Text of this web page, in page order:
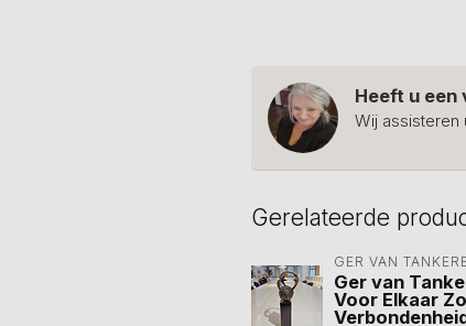
Heeft u
Wij
Gerelateerde
GER VAN
Ger van
Voor Elkaar